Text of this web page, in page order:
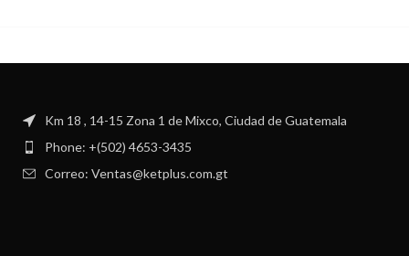
Km 18 , 14-15 Zona 1 de Mixco, Ciudad de Guatemala
Phone: +(502) 4653-3435
Correo: Ventas@ketplus.com.gt